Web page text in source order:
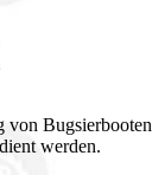
werden.